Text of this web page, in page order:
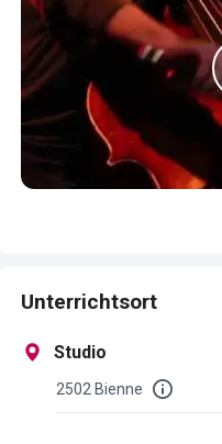
Unterrichtsort
Studio
2502 Bienne